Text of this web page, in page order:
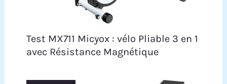
Test MX711 Micyox : vélo Pliable 3 en 1
avec Résistance Magnétique